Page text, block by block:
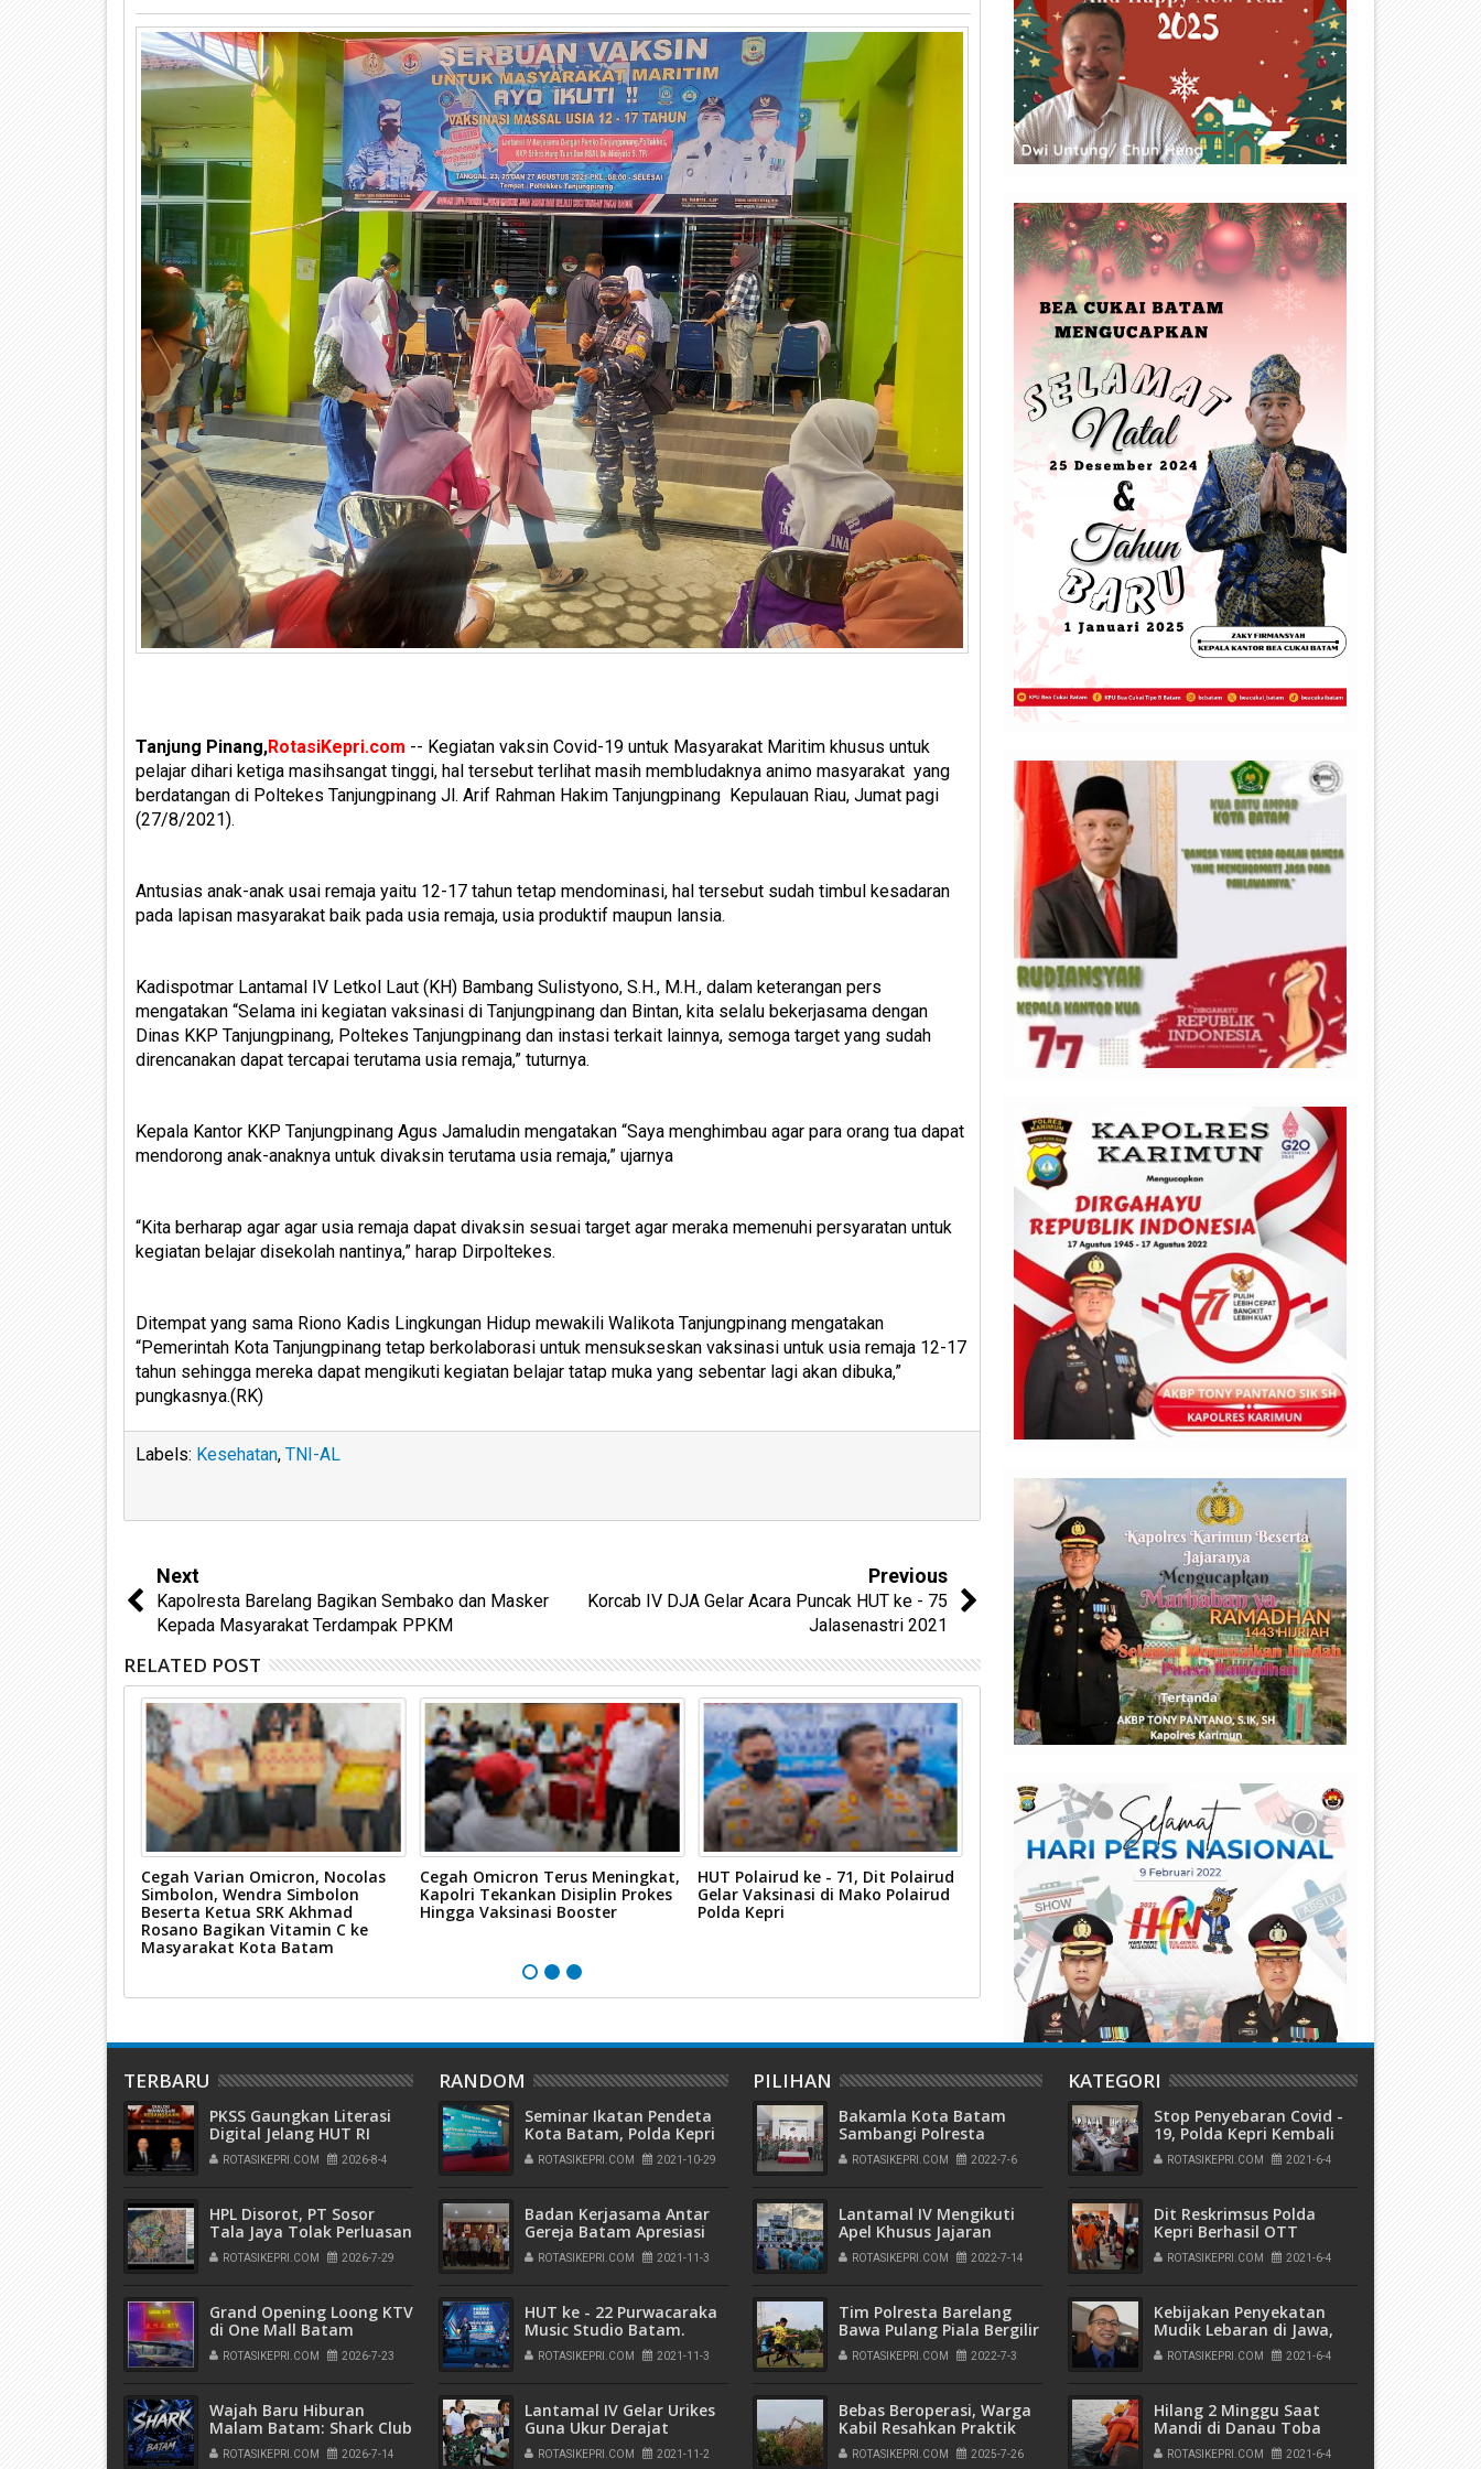
Tanjung Pinang,RotasiKepri.com -- Kegiatan vaksin Covid-19 untuk Masyarakat Maritim khusus untuk
pelajar dihari ketiga masihsangat tinggi, hal tersebut terlihat masih membludaknya animo masyarakat yang
berdatangan di Poltekes Tanjungpinang Jl. Arif Rahman Hakim Tanjungpinang Kepulauan Riau, Jumat pagi
(27/8/2021).
Antusias anak-anak usai remaja yaitu 12-17 tahun tetap mendominasi, hal tersebut sudah timbul kesadaran
pada lapisan masyarakat baik pada usia remaja, usia produktif maupun lansia.
Kadispotmar Lantamal IV Letkol Laut (KH) Bambang Sulistyono, S.H., M.H., dalam keterangan pers
mengatakan “Selama ini kegiatan vaksinasi di Tanjungpinang dan Bintan, kita selalu bekerjasama dengan
Dinas KKP Tanjungpinang, Poltekes Tanjungpinang dan instasi terkait lainnya, semoga target yang sudah
direncanakan dapat tercapai terutama usia remaja,” tuturnya.
Kepala Kantor KKP Tanjungpinang Agus Jamaludin mengatakan “Saya menghimbau agar para orang tua dapat
mendorong anak-anaknya untuk divaksin terutama usia remaja,” ujarnya
“Kita berharap agar agar usia remaja dapat divaksin sesuai target agar meraka memenuhi persyaratan untuk
kegiatan belajar disekolah nantinya,” harap Dirpoltekes.
Ditempat yang sama Riono Kadis Lingkungan Hidup mewakili Walikota Tanjungpinang mengatakan
“Pemerintah Kota Tanjungpinang tetap berkolaborasi untuk mensukseskan vaksinasi untuk usia remaja 12-17
tahun sehingga mereka dapat mengikuti kegiatan belajar tatap muka yang sebentar lagi akan dibuka,”
pungkasnya.(RK)
Labels: Kesehatan, TNI-AL
Next
Kapolresta Barelang Bagikan Sembako dan Masker
Kepada Masyarakat Terdampak PPKM
Previous
Korcab IV DJA Gelar Acara Puncak HUT ke - 75
Jalasenastri 2021
RELATED POST
Cegah Varian Omicron, Nocolas
Simbolon, Wendra Simbolon
Beserta Ketua SRK Akhmad
Rosano Bagikan Vitamin C ke
Masyarakat Kota Batam
Cegah Omicron Terus Meningkat,
Kapolri Tekankan Disiplin Prokes
Hingga Vaksinasi Booster
HUT Polairud ke - 71, Dit Polairud
Gelar Vaksinasi di Mako Polairud
Polda Kepri
Polsek Bengkong Gelar Vaksinasi
Merdeka
Luar Biasa !!! Vaksinator dan
Tenaga Kesehatan Terus
Serbuan Vaksinasi Maritim
TERBARU
PKSS Gaungkan Literasi
Digital Jelang HUT RI
ROTASIKEPRI.COM 2026-8-4
HPL Disorot, PT Sosor
Tala Jaya Tolak Perluasan
Kampung Tua
ROTASIKEPRI.COM 2026-7-29
Grand Opening Loong KTV
di One Mall Batam
Center, Nikmati Promo
Minuman Diskon 20
ROTASIKEPRI.COM 2026-7-23
Wajah Baru Hiburan
Malam Batam: Shark Club
Buka 15 Juli, Banyak
Promo Gila!
ROTASIKEPRI.COM 2026-7-14
RANDOM
Seminar Ikatan Pendeta
Kota Batam, Polda Kepri
Ajak Para Pendeta Jaga
Stabilitas Nasional
ROTASIKEPRI.COM 2021-10-29
Badan Kerjasama Antar
Gereja Batam Apresiasi
Pelaksanaan Vaksinasi di
Setiap Polsek Kota Batam
ROTASIKEPRI.COM 2021-11-3
HUT ke - 22 Purwacaraka
Music Studio Batam.
Buralimar : Kepri Akan
Melahirkan Penyanyi dan
Nasional
ROTASIKEPRI.COM 2021-11-3
Lantamal IV Gelar Urikes
Guna Ukur Derajat
Kesehatan Para Personel
ROTASIKEPRI.COM 2021-11-2
PILIHAN
Bakamla Kota Batam
Sambangi Polresta
Barelang, Rayakan
Peringatan Hari
ROTASIKEPRI.COM 2022-7-6
Lantamal IV Mengikuti
Apel Khusus Jajaran
Armada I yang Dipimpin
Langsung Oleh
ROTASIKEPRI.COM 2022-7-14
Tim Polresta Barelang
Bawa Pulang Piala Bergilir
dan Medali Emas
Kejuaraan Sepak Bola
2022
ROTASIKEPRI.COM 2022-7-3
Bebas Beroperasi, Warga
Kabil Resahkan Praktik
Jual Beli Tanah Timbunan
Ilegal di Wilayah
ROTASIKEPRI.COM 2025-7-26
KATEGORI
Stop Penyebaran Covid -
19, Polda Kepri Kembali
Laksanakan Vaksinasi
Massal Pada Masyarakat
ROTASIKEPRI.COM 2021-6-4
Dit Reskrimsus Polda
Kepri Berhasil OTT
Oknum Aparatur Sipil
Negara SKIPM Kota
ROTASIKEPRI.COM 2021-6-4
Kebijakan Penyekatan
Mudik Lebaran di Jawa,
Bali dan Sumatera Bantu
Kurangi Penyebaran
ROTASIKEPRI.COM 2021-6-4
Hilang 2 Minggu Saat
Mandi di Danau Toba
Depan Pesanggrahan
Bung Karno, Jenazah
ROTASIKEPRI.COM 2021-6-4